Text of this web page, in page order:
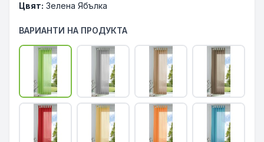
Цвят: Зелена Ябълка
ВАРИАНТИ НА ПРОДУКТА